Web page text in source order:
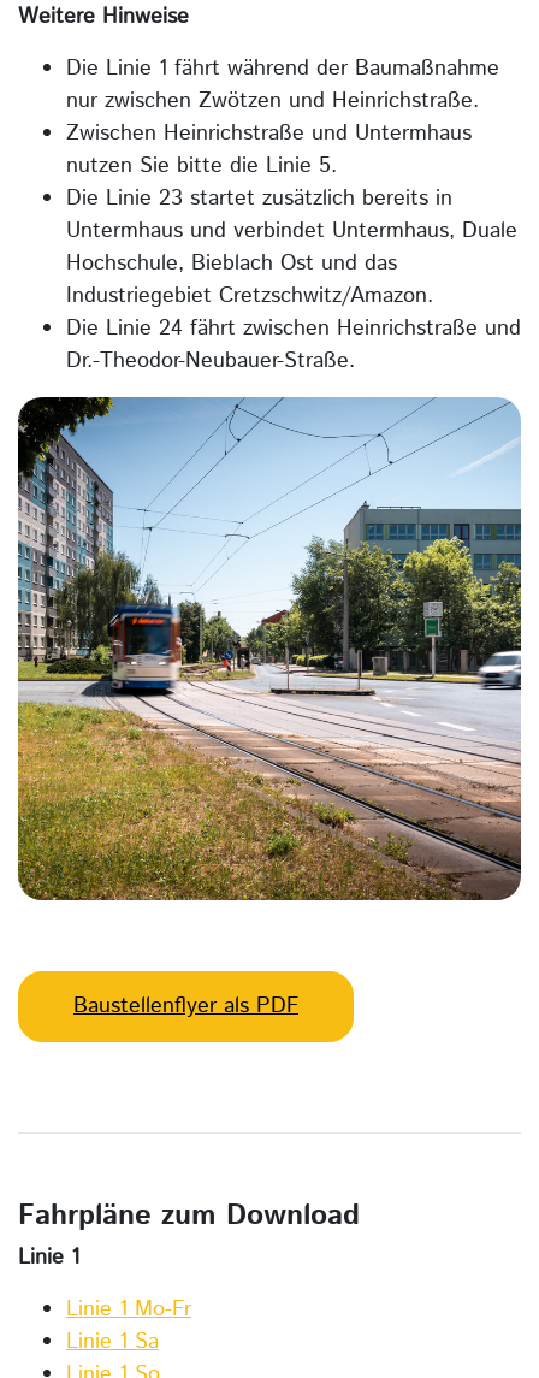
Weitere Hinweise
Die Linie 1 fährt während der Baumaßnahme
nur zwischen Zwötzen und Heinrichstraße.
Zwischen Heinrichstraße und Untermhaus
nutzen Sie bitte die Linie 5.
Die Linie 23 startet zusätzlich bereits in
Untermhaus und verbindet Untermhaus, Duale
Hochschule, Bieblach Ost und das
Industriegebiet Cretzschwitz/Amazon.
Die Linie 24 fährt zwischen Heinrichstraße und
Dr.-Theodor-Neubauer-Straße.
Baustellenflyer als PDF
Fahrpläne zum Download
Linie 1
Linie 1 Mo-Fr
Linie 1 Sa